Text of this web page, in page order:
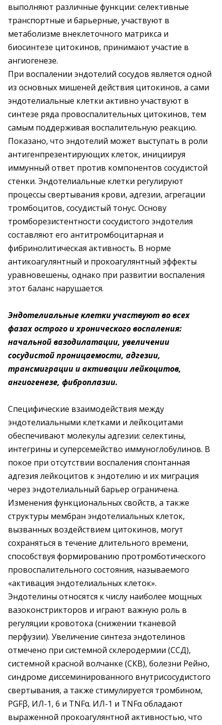
выполняют различные функции: селективные
транспортные и барьерные, участвуют в
метаболизме внеклеточного матрикса и
биосинтезе цитокинов, принимают участие в
ангиогенезе.
При воспалении эндотелий сосудов является одной
из основных мишеней действия цитокинов, а сами
эндотелиальные клетки активно участвуют в
синтезе ряда провоспалительных цитокинов, тем
самым поддерживая воспалительную реакцию.
Показано, что эндотелий может выступать в роли
антигенпрезентирующих клеток, инициируя
иммунный ответ против компонентов сосудистой
стенки. Эндотелиальные клетки регулируют
процессы свертывания крови, адгезии, агрегации
тромбоцитов, сосудистый тонус. Основу
тромборезистентности сосудистого эндотелия
составляют его антитромбоцитарная и
фибринолитическая активность. В норме
антикоагулянтный и прокоагулянтный эффекты
уравновешены, однако при развитии воспаления
этот баланс нарушается.
Эндотелиальные клетки участвуют во всех
фазах острого и хронического воспаления:
начальной вазодилатации, увеличении
сосудистой проницаемости, адгезии,
трансмиграции и активации лейкоцитов,
ангиогенезе, фиброплазии.
Специфические взаимодействия между
эндотелиальными клетками и лейкоцитами
обеспечивают молекулы адгезии: селектины,
интегрины и суперсемейство иммуноглобулинов. В
покое при отсутствии воспаления спонтанная
адгезия лейкоцитов к эндотелию и их миграция
через эндотелиальный барьер ограничена.
Изменения функциональных свойств, а также
структуры мембран эндотелиальных клеток,
вызванных воздействием цитокинов, могут
сохраняться в течение длительного времени,
способствуя формированию протромботического
провоспалительного состояния, называемого
«активация эндотелиальных клеток».
Эндотелины относятся к числу наиболее мощных
вазоконстрикторов и играют важную роль в
регуляции кровотока (снижении тканевой
перфузии). Увеличение синтеза эндотелинов
отмечено при системной склеродермии (ССД),
системной красной волчанке (СКВ), болезни Рейно,
синдроме диссеминированного внутрисосудистого
свертывания, а также стимулируется тромбином,
PGFβ, ИЛ-1, 6 и TNFα. ИЛ-1 и TNFα обладают
выраженной прокоагулянтной активностью, что